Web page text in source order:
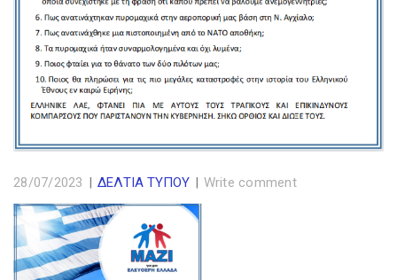
28/07/2023 | ΔΕΛΤΙΑ ΤΥΠΟΥ | Write comment